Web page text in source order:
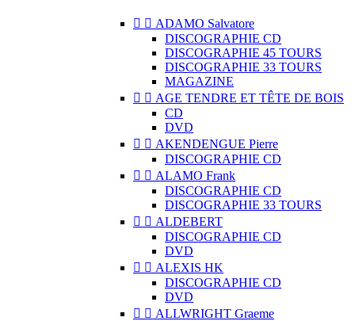
  ADAMO Salvatore
DISCOGRAPHIE CD
DISCOGRAPHIE 45 TOURS
DISCOGRAPHIE 33 TOURS
MAGAZINE
  AGE TENDRE ET TÊTE DE BOIS
CD
DVD
  AKENDENGUE Pierre
DISCOGRAPHIE CD
  ALAMO Frank
DISCOGRAPHIE CD
DISCOGRAPHIE 33 TOURS
  ALDEBERT
DISCOGRAPHIE CD
DVD
  ALEXIS HK
DISCOGRAPHIE CD
DVD
  ALLWRIGHT Graeme